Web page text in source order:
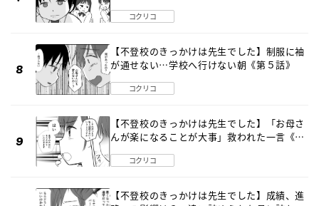
コクリコ
【不登校のきっかけは先生でした】制服に袖
が通せない…学校へ行けない朝《第５話》
コクリコ
【不登校のきっかけは先生でした】「お母さ
んが楽になることが大事」救われた一言《第
コクリコ
【不登校のきっかけは先生でした】成績、進